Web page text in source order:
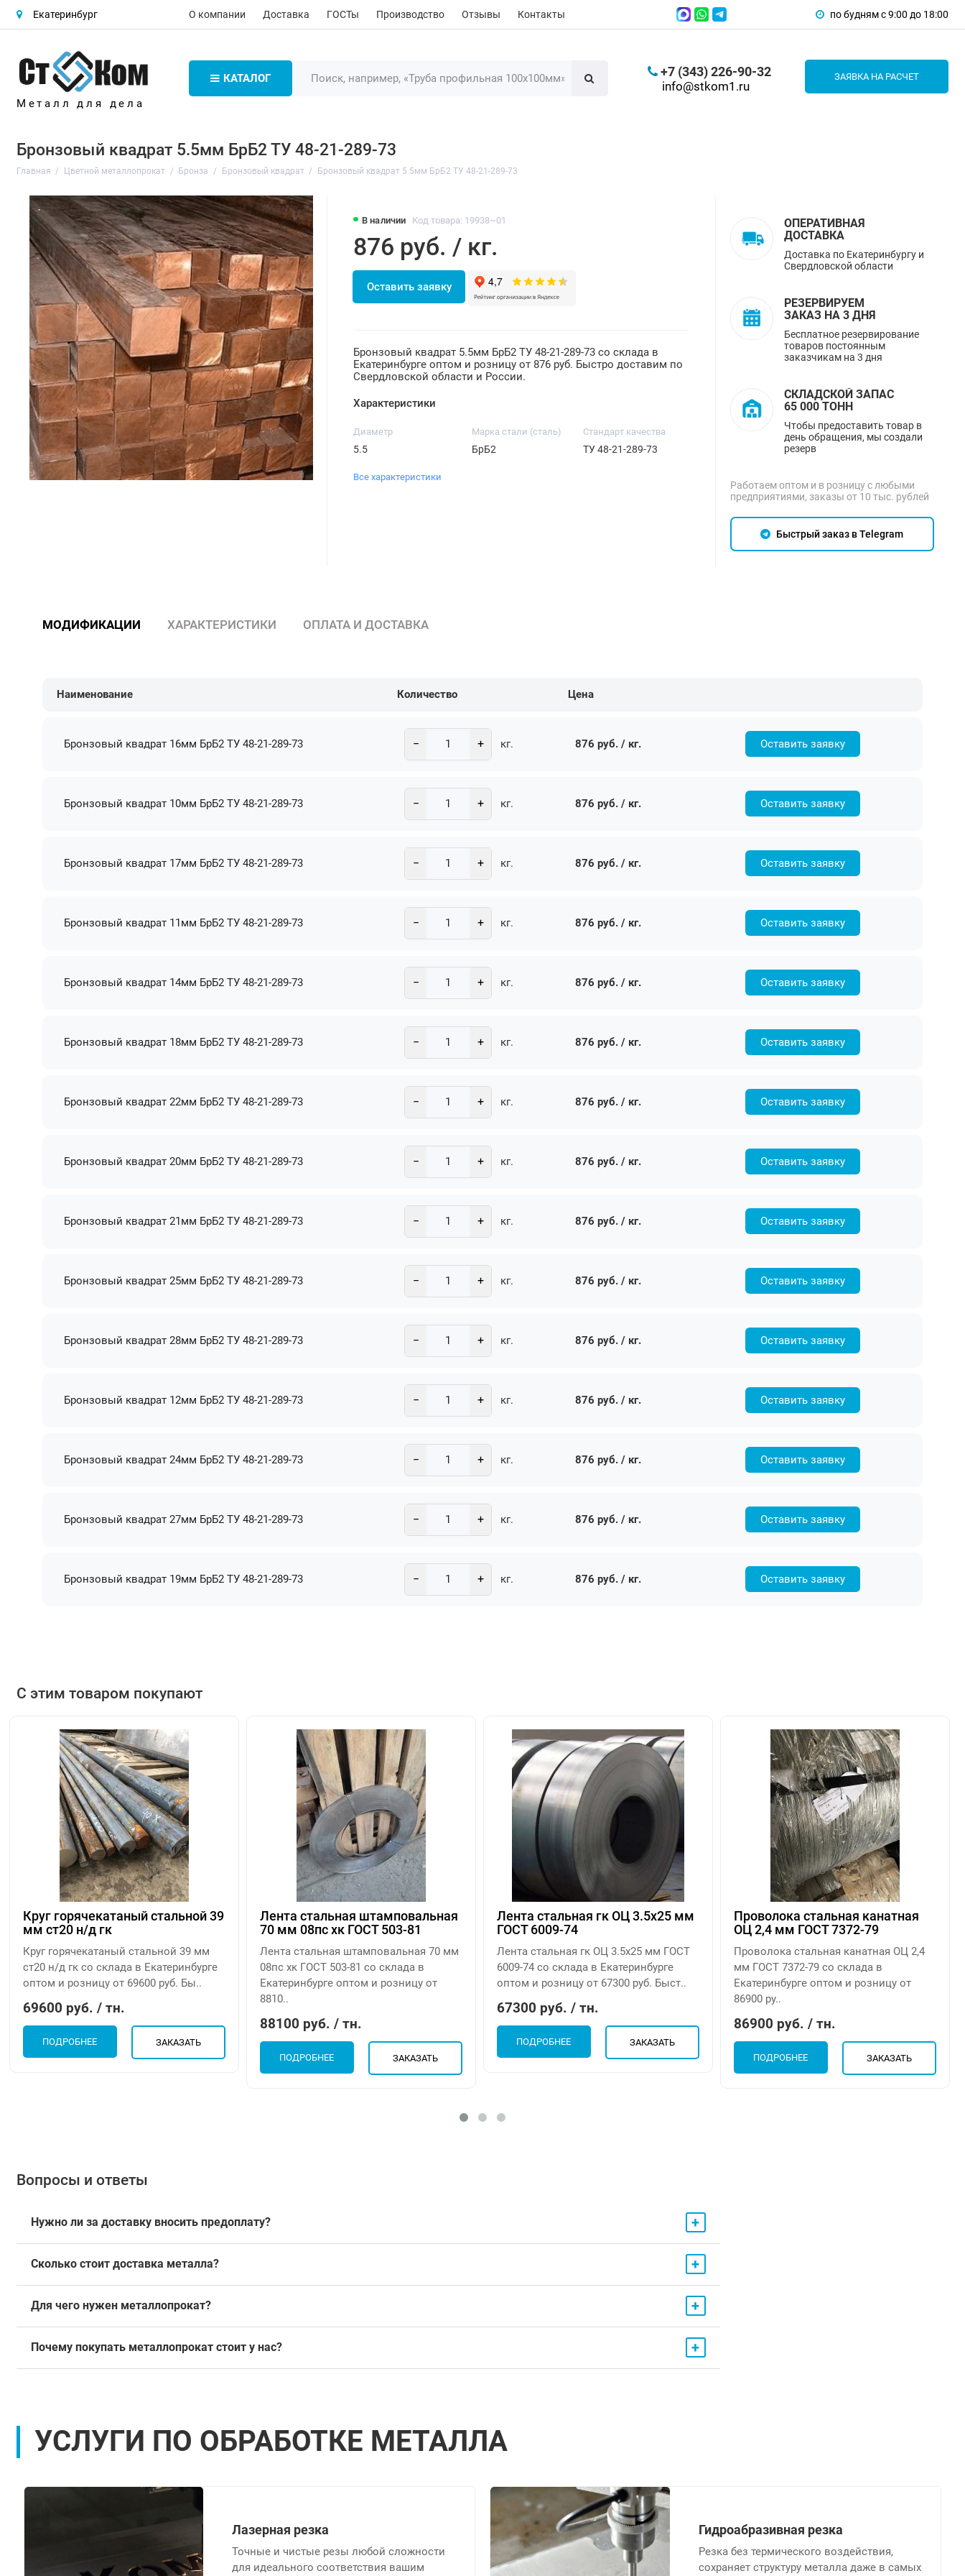
Екатеринбург О компании Доставка ГОСТы Производство Отзывы Контакты по будням с 9:00 до 18:00
Металл для дела
КАТАЛОГ +7 (343) 226-90-32
info@stkom1.ru
ЗАЯВКА НА РАСЧЕТ
Бронзовый квадрат 5.5мм БрБ2 ТУ 48-21-289-73
Главная Цветной металлопрокат Бронза Бронзовый квадрат Бронзовый квадрат 5.5мм БрБ2 ТУ 48-21-289-73
В наличии Код товара: 19938~01
876 руб. / кг.
Оставить заявку
Бронзовый квадрат 5.5мм БрБ2 ТУ 48-21-289-73 со склада в
Екатеринбурге оптом и розницу от 876 руб. Быстро доставим по
Свердловской области и России.
Характеристики
Диаметр
5.5
Марка стали (сталь)
БрБ2
Стандарт качества
ТУ 48-21-289-73
Все характеристики
ОПЕРАТИВНАЯ
ДОСТАВКА
Доставка по Екатеринбургу и
Свердловской области
РЕЗЕРВИРУЕМ
ЗАКАЗ НА 3 ДНЯ
Бесплатное резервирование
товаров постоянным
заказчикам на 3 дня
СКЛАДСКОЙ ЗАПАС
65 000 ТОНН
Чтобы предоставить товар в
день обращения, мы создали
резерв
Работаем оптом и в розницу с любыми
предприятиями, заказы от 10 тыс. рублей
Быстрый заказ в Telegram
МОДИФИКАЦИИ ХАРАКТЕРИСТИКИ ОПЛАТА И ДОСТАВКА
Наименование Количество Цена
Бронзовый квадрат 16мм БрБ2 ТУ 48-21-289-73 − + кг. 876 руб. / кг. Оставить заявку
Бронзовый квадрат 10мм БрБ2 ТУ 48-21-289-73 − + кг. 876 руб. / кг. Оставить заявку
Бронзовый квадрат 17мм БрБ2 ТУ 48-21-289-73 − + кг. 876 руб. / кг. Оставить заявку
Бронзовый квадрат 11мм БрБ2 ТУ 48-21-289-73 − + кг. 876 руб. / кг. Оставить заявку
Бронзовый квадрат 14мм БрБ2 ТУ 48-21-289-73 − + кг. 876 руб. / кг. Оставить заявку
Бронзовый квадрат 18мм БрБ2 ТУ 48-21-289-73 − + кг. 876 руб. / кг. Оставить заявку
Бронзовый квадрат 22мм БрБ2 ТУ 48-21-289-73 − + кг. 876 руб. / кг. Оставить заявку
Бронзовый квадрат 20мм БрБ2 ТУ 48-21-289-73 − + кг. 876 руб. / кг. Оставить заявку
Бронзовый квадрат 21мм БрБ2 ТУ 48-21-289-73 − + кг. 876 руб. / кг. Оставить заявку
Бронзовый квадрат 25мм БрБ2 ТУ 48-21-289-73 − + кг. 876 руб. / кг. Оставить заявку
Бронзовый квадрат 28мм БрБ2 ТУ 48-21-289-73 − + кг. 876 руб. / кг. Оставить заявку
Бронзовый квадрат 12мм БрБ2 ТУ 48-21-289-73 − + кг. 876 руб. / кг. Оставить заявку
Бронзовый квадрат 24мм БрБ2 ТУ 48-21-289-73 − + кг. 876 руб. / кг. Оставить заявку
Бронзовый квадрат 27мм БрБ2 ТУ 48-21-289-73 − + кг. 876 руб. / кг. Оставить заявку
Бронзовый квадрат 19мм БрБ2 ТУ 48-21-289-73 − + кг. 876 руб. / кг. Оставить заявку
С этим товаром покупают
Круг горячекатаный стальной 39
мм ст20 н/д гк
Круг горячекатаный стальной 39 мм
ст20 н/д гк со склада в Екатеринбурге
оптом и розницу от 69600 руб. Бы..
69600 руб. / тн.
ПОДРОБНЕЕ ЗАКАЗАТЬ
Лента стальная штамповальная
70 мм 08пс хк ГОСТ 503-81
Лента стальная штамповальная 70 мм
08пс хк ГОСТ 503-81 со склада в
Екатеринбурге оптом и розницу от
8810..
88100 руб. / тн.
ПОДРОБНЕЕ ЗАКАЗАТЬ
Лента стальная гк ОЦ 3.5х25 мм
ГОСТ 6009-74
Лента стальная гк ОЦ 3.5х25 мм ГОСТ
6009-74 со склада в Екатеринбурге
оптом и розницу от 67300 руб. Быст..
67300 руб. / тн.
ПОДРОБНЕЕ ЗАКАЗАТЬ
Проволока стальная канатная
ОЦ 2,4 мм ГОСТ 7372-79
Проволока стальная канатная ОЦ 2,4
мм ГОСТ 7372-79 со склада в
Екатеринбурге оптом и розницу от
86900 ру..
86900 руб. / тн.
ПОДРОБНЕЕ ЗАКАЗАТЬ
Вопросы и ответы
Нужно ли за доставку вносить предоплату? +
Сколько стоит доставка металла? +
Для чего нужен металлопрокат? +
Почему покупать металлопрокат стоит у нас? +
УСЛУГИ ПО ОБРАБОТКЕ МЕТАЛЛА
Лазерная резка
Точные и чистые резы любой сложности
для идеального соответствия вашим
Гидроабразивная резка
Резка без термического воздействия,
сохраняет структуру металла даже в самых